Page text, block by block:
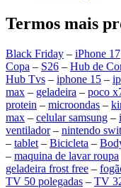
Termos mais
Black Friday – iPhone 17
Copa – S26 – Hub de
Hub Tvs – iphone 15 –
max – geladeira – poco
protein – microondas –
max – celular samsung –
ventilador– nintendo
– tablet – Bicicleta –
– maquina de lavar roupa
geladeira frost free –
TV 50 polegadas – TV